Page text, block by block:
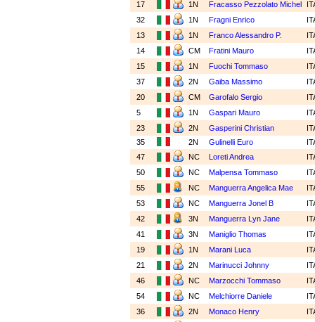
17
1N Fracasso Pezzolato Michel
32
1N Fragni Enrico
13
1N Franco Alessandro P.
14
CM Fratini Mauro
15
1N Fuochi Tommaso
37
2N Gaiba Massimo
20
CM Garofalo Sergio
5
1N Gaspari Mauro
23
2N Gasperini Christian
35
2N Gulinelli Euro
47
NC Loreti Andrea
50
NC Malpensa Tommaso
55
NC Manguerra Angelica Mae
53
NC Manguerra Jonel B
42
3N Manguerra Lyn Jane
41
3N Maniglio Thomas
19
1N Marani Luca
21
2N Marinucci Johnny
46
NC Marzocchi Tommaso
54
NC Melchiorre Daniele
36
2N Monaco Henry